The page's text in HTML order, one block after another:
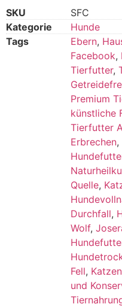
SKU
SFC
Kategorie
Hunde
Tags
Ebern,
Facebook,
Tierfutter,
Premium
künstliche
Tierfutter
Erbrechen,
Quelle,
Durchfall,
Wolf,
Fell,
und